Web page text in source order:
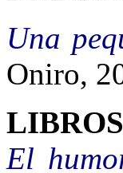
Una
Oniro,
El